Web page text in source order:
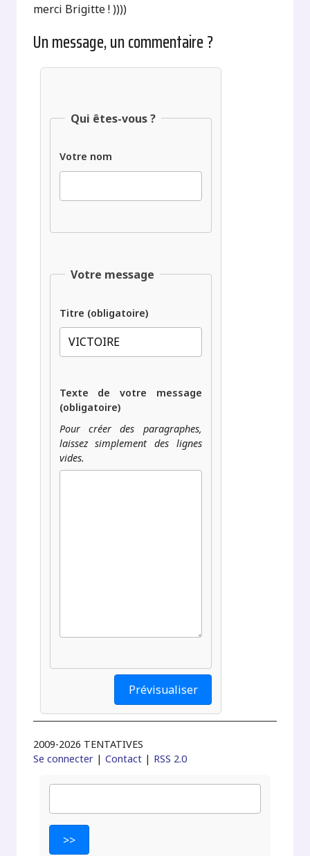
merci Brigitte ! ))))
Un message, un commentaire ?
Qui êtes-vous ?
Votre nom
Votre message
Titre (obligatoire)
Texte de votre message
(obligatoire)
Pour créer des paragraphes,
laissez simplement des lignes
vides.
2009-2026 TENTATIVES
Se connecter |Contact | RSS 2.0